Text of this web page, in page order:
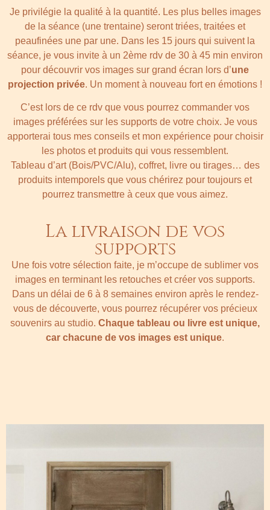
Je privilégie la qualité à la quantité. Les plus belles images
de la séance (une trentaine) seront triées, traitées et
peaufinées une par une. Dans les 15 jours qui suivent la
séance, je vous invite à un 2ème rdv de 30 à 45 min environ
pour découvrir vos images sur grand écran lors d’une
projection privée. Un moment à nouveau fort en émotions !
C’est lors de ce rdv que vous pourrez commander vos
images préférées sur les supports de votre choix. Je vous
apporterai tous mes conseils et mon expérience pour choisir
les photos et produits qui vous ressemblent.
Tableau d’art (Bois/PVC/Alu), coffret, livre ou tirages… des
produits intemporels que vous chérirez pour toujours et
pourrez transmettre à ceux que vous aimez.
La livraison de vos
supports
Une fois votre sélection faite, je m’occupe de sublimer vos
images en terminant les retouches et créer vos supports.
Dans un délai de 6 à 8 semaines environ après le rendez-
vous de découverte, vous pourrez récupérer vos précieux
souvenirs au studio. Chaque tableau ou livre est unique,
car chacune de vos images est unique.